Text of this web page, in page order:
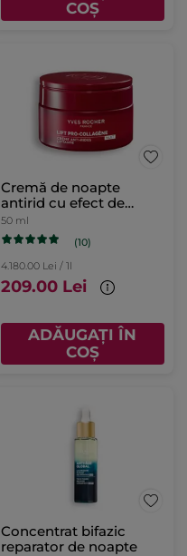
COȘ
Cremă de noapte
antirid cu efect de
lifting 50ml
50 ml
(10)
4.180.00 Lei / 1l
209.00 Lei
ADĂUGAȚI ÎN
COȘ
Concentrat bifazic
reparator de noapte